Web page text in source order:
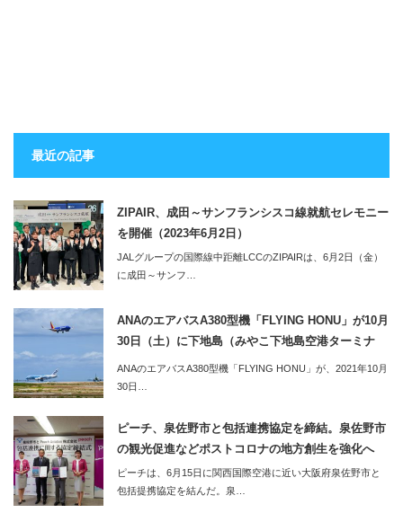
最近の記事
ZIPAIR、成田～サンフランシスコ線就航セレモニー
を開催（2023年6月2日）
JALグループの国際線中距離LCCのZIPAIRは、6月2日（金）
に成田～サンフ…
ANAのエアバスA380型機「FLYING HONU」が10月
30日（土）に下地島（みやこ下地島空港ターミナ
ル）へ。同便利用のツアーの2泊3日のツアーも販売
開始
ANAのエアバスA380型機「FLYING HONU」が、2021年10月
30日…
ピーチ、泉佐野市と包括連携協定を締結。泉佐野市
の観光促進などポストコロナの地方創生を強化へ
ピーチは、6月15日に関西国際空港に近い大阪府泉佐野市と
包括提携協定を結んだ。泉…